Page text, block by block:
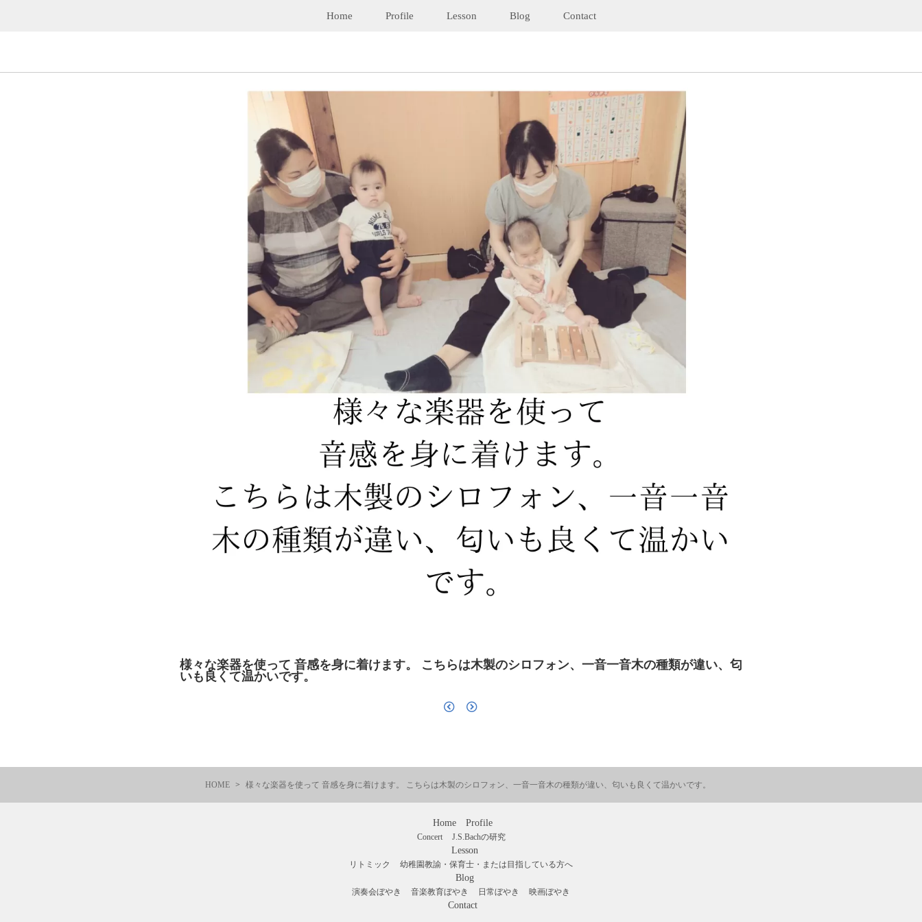
Home Profile Lesson Blog Contact
様々な楽器を使って 音感を身に着けます。 こちらは木製のシロフォン、一音一音木の種類が違い、匂
いも良くて温かいです。
HOME 様々な楽器を使って 音感を身に着けます。 こちらは木製のシロフォン、一音一音木の種類が違い、匂いも良くて温かいです。
Home Profile
Concert J.S.Bachの研究
Lesson
リトミック 幼稚園教諭・保育士・または目指している方へ
Blog
演奏会ぼやき 音楽教育ぼやき 日常ぼやき 映画ぼやき
Contact